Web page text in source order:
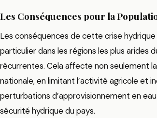
Les Conséquences pour la
Les conséquences de cette crise
particulier dans les régions les plus arides
récurrentes. Cela affecte non seulement
nationale, en limitant l’activité agricole et
perturbations d’approvisionnement en
sécurité hydrique du pays.